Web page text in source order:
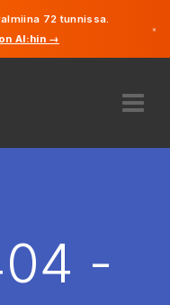
72 tunnissa.
AI:hin →
×
Saksa
Englanti
-